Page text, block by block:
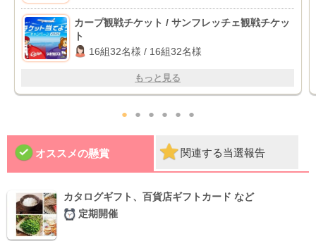
カープ観戦チケット / サンフレッチェ観戦チケッ
ト
16組32名様 / 16組32名様
もっと見る
● ● ● ● ● ●
オススメの懸賞 関連する当選報告
カタログギフト、百貨店ギフトカード など
定期開催